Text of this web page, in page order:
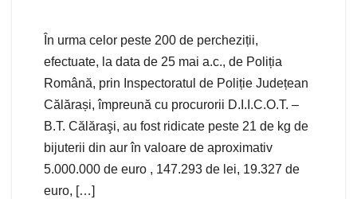
În urma celor peste 200 de percheziții,
efectuate, la data de 25 mai a.c., de Poliția
Română, prin Inspectoratul de Poliție Județean
Călărași, împreună cu procurorii D.I.I.C.O.T. –
B.T. Călăraşi, au fost ridicate peste 21 de kg de
bijuterii din aur în valoare de aproximativ
5.000.000 de euro , 147.293 de lei, 19.327 de
euro, […]